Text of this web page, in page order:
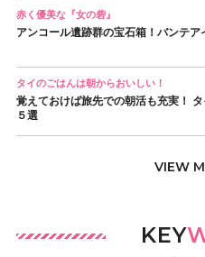
赤く優美な『女の砦』
アンコール遺跡群の宝石箱！バンテア
タイのごはんは朝からおいしい！
覚えておけば旅先での朝活も充実！
５選
VIEW
KEY